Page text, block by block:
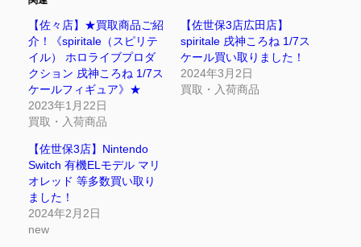
【佐々店】★買取商品ご紹
介！《spiritale（スピリテ
イル） ホロライブプロダ
クション 戌神ころね 1/7ス
ケールフィギュア》★
2023年1月22日
買取・入荷商品
【佐世保3店広田店】
spiritale 戌神ころね 1/7ス
ケール買い取りました！
2024年3月2日
買取・入荷商品
【佐世保3店】Nintendo
Switch 有機ELモデル マリ
オレッド 等多数買い取り
ました！
2024年2月2日
new